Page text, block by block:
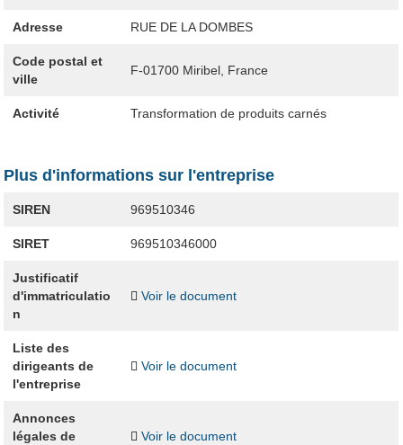
Adresse RUE DE LA DOMBES
Code postal et
ville
F-01700 Miribel, France
Activité Transformation de produits carnés
Plus d'informations sur l'entreprise
SIREN 969510346
SIRET 969510346000
Justificatif
d'immatriculatio
n
Voir le document
Liste des
dirigeants de
l'entreprise
Voir le document
Annonces
légales de
Voir le document